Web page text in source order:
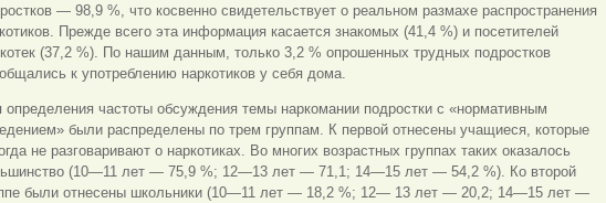
— 98,9 %, что косвенно свидетельствует о реальном размахе распространения
Прежде всего эта информация касается знакомых (41,4 %) и посетителей
(37,2 %). По нашим данным, только 3,2 % опрошенных трудных подростков
к употреблению наркотиков у себя дома.
определения частоты обсуждения темы наркомании подростки с «нормативным
были распределены по трем группам. К первой отнесены учащиеся, которые
не разговаривают о наркотиках. Во многих возрастных группах таких оказалось
(10—11 лет — 75,9 %; 12—13 лет — 71,1; 14—15 лет — 54,2 %). Ко второй
были отнесены школьники (10—11 лет — 18,2 %; 12— 13 лет — 20,2; 14—15 лет —